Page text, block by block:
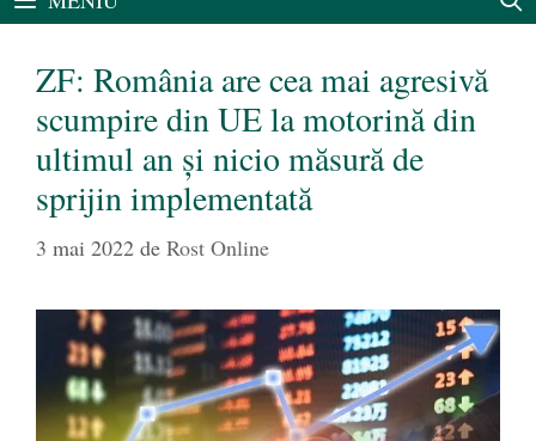
ZF: România are cea mai agresivă
scumpire din UE la motorină din
ultimul an şi nicio măsură de
sprijin implementată
3 mai 2022 de Rost Online